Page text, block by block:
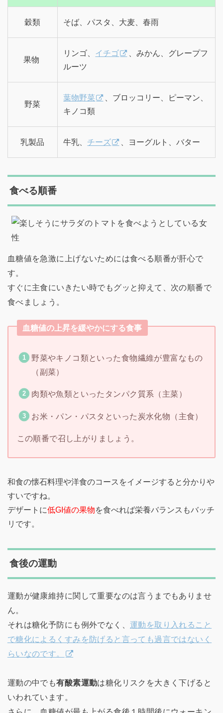
穀類 そば、パスタ、大麦、春雨
果物
リンゴ、 イチゴ
、みかん、グレープフ
ルーツ
野菜
葉物野菜
、ブロッコリー、ピーマン、
キノコ類
乳製品 牛乳、 チーズ 、ヨーグルト、バター
食べる順番
血糖値を急激に上げないためには食べる順番が肝心で
す。
すぐに主食にいきたい時でもグッと抑えて、次の順番で
食べましょう。
血糖値の上昇を緩やかにする食事
野菜やキノコ類といった食物繊維が豊富なもの
（副菜）
肉類や魚類といったタンパク質系（主菜）
お米・パン・パスタといった炭水化物（主食）
この順番で召し上がりましょう。
和食の懐石料理や洋食のコースをイメージすると分かりや
すいですね。
デザートに低GI値の果物を食べれば栄養バランスもバッチ
リです。
食後の運動
運動が健康維持に関して重要なのは言うまでもありませ
ん。
それは糖化予防にも例外でなく、運動を取り入れること
で糖化によるくすみを防げると言っても過言ではないく
らいなのです。
運動の中でも有酸素運動は糖化リスクを大きく下げると
いわれています。